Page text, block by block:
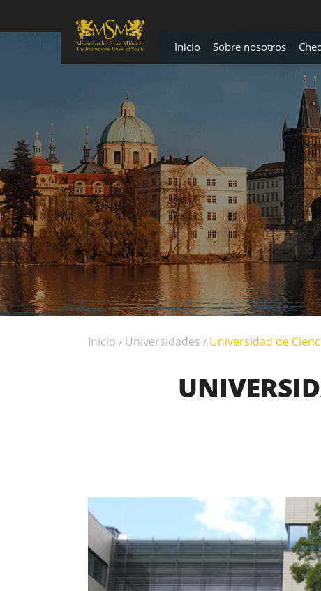
Inicio Sobre nosotros
Inicio / Universidades / Universidad de